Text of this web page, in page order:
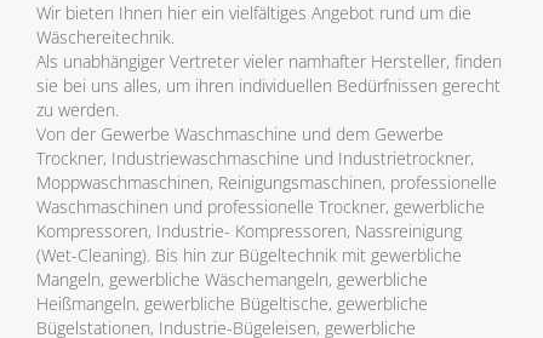
Wir bieten Ihnen hier ein vielfältiges Angebot rund um die
Wäschereitechnik.
Als unabhängiger Vertreter vieler namhafter Hersteller, finden
sie bei uns alles, um ihren individuellen Bedürfnissen gerecht
zu werden.
Von der Gewerbe Waschmaschine und dem Gewerbe
Trockner, Industriewaschmaschine und Industrietrockner,
Moppwaschmaschinen, Reinigungsmaschinen, professionelle
Waschmaschinen und professionelle Trockner, gewerbliche
Kompressoren, Industrie- Kompressoren, Nassreinigung
(Wet-Cleaning). Bis hin zur Bügeltechnik mit gewerbliche
Mangeln, gewerbliche Wäschemangeln, gewerbliche
Heißmangeln, gewerbliche Bügeltische, gewerbliche
Bügelstationen, Industrie-Bügeleisen, gewerbliche